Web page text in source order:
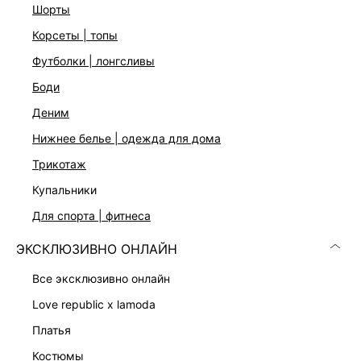
шорты
корсеты | топы
футболки | лонгсливы
боди
деним
нижнее белье | одежда для дома
трикотаж
купальники
для спорта | фитнеса
ЭКСКЛЮЗИВНО ОНЛАЙН
все эксклюзивно онлайн
love republic x lamoda
платья
костюмы
в AppStore
КАТАЛОГ
КОМПАНИЯ